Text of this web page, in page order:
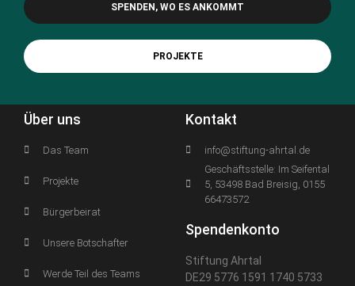
SPENDEN, WO ES ANKOMMT
PROJEKTE
Über uns
Das Team
Projekte
Bürgerbeirat
Unsere Botschafter
Werde Teil des Teams
Kontakt
info@stiftung-ahrtal.de
Geschäftsstelle: Im Seifental
5, 53498 Bad Breisig, 0155
66473572
Spendenkonto
Stiftung Ahrtal
DE29 5776 1591 1740 5733